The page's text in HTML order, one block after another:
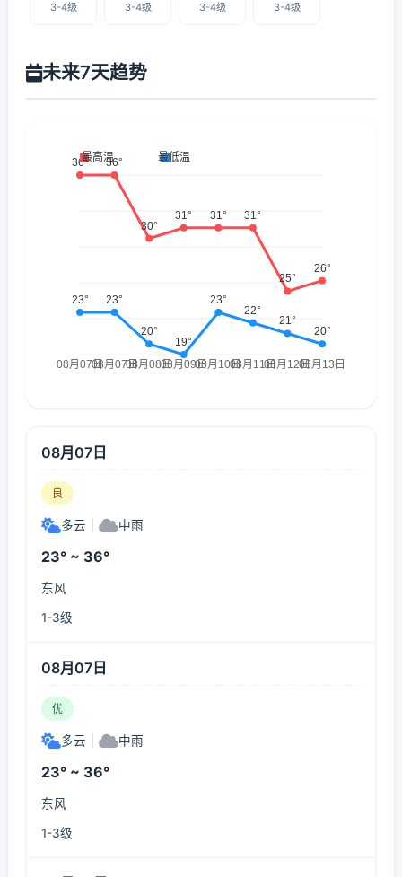
3-4级 3-4级 3-4级 3-4级
未来7天趋势
08月07日
良
多云 中雨
23° ~ 36°
东风
1-3级
08月07日
优
多云 中雨
23° ~ 36°
东风
1-3级